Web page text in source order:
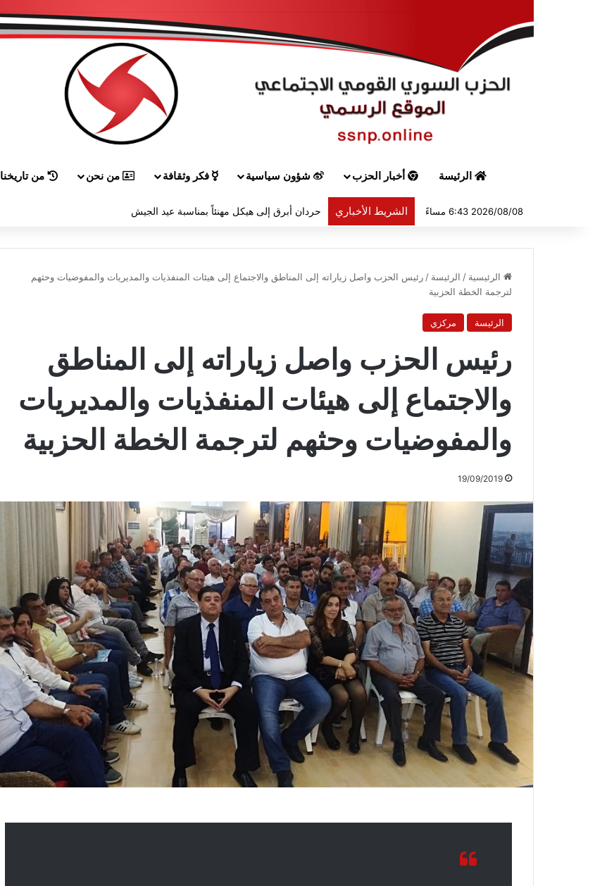
الرئيسة أخبار الحزب شؤون سياسية فكر وثقافة من نحن من تاريخنا
2026/08/08 6:43 مساءً الشريط الأخباري حردان أبرق إلى هيكل مهنئاً بمناسبة عيد الجيش
الرئيسية / الرئيسة / رئيس الحزب واصل زياراته إلى المناطق والاجتماع إلى هيئات المنفذيات والمديريات والمفوضيات وحثهم
لترجمة الخطة الحزبية
الرئيسة مركزي
رئيس الحزب واصل زياراته إلى المناطق
والاجتماع إلى هيئات المنفذيات والمديريات
والمفوضيات وحثهم لترجمة الخطة الحزبية
19/09/2019